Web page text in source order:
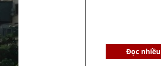
Đọc nhiều